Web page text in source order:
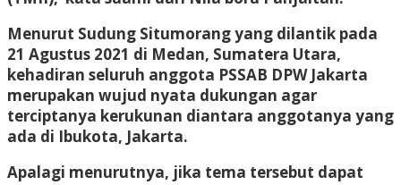
Menurut Sudung Situmorang yang dilantik pada
21 Agustus 2021 di Medan, Sumatera Utara,
kehadiran seluruh anggota PSSAB DPW Jakarta
merupakan wujud nyata dukungan agar
terciptanya kerukunan diantara anggotanya yang
ada di Ibukota, Jakarta.
Apalagi menurutnya, jika tema tersebut dapat